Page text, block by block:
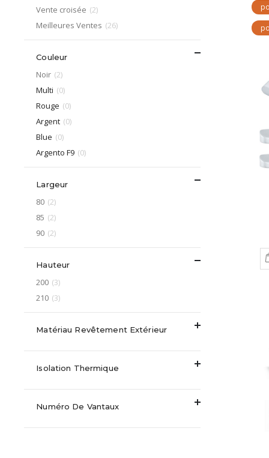
Vente croisée
2article
Meilleures Ventes
26article
Couleur
Noir 2article
Multi
0articles
Rouge
0articles
Argent 0articles
Blue
0articles
Argento F9 0articles
Largeur
80 2article
85
2article
90 2article
Hauteur
200 3article
210 3article
Matériau Revêtement Extérieur
Isolation Thermique
Numéro De Vantaux